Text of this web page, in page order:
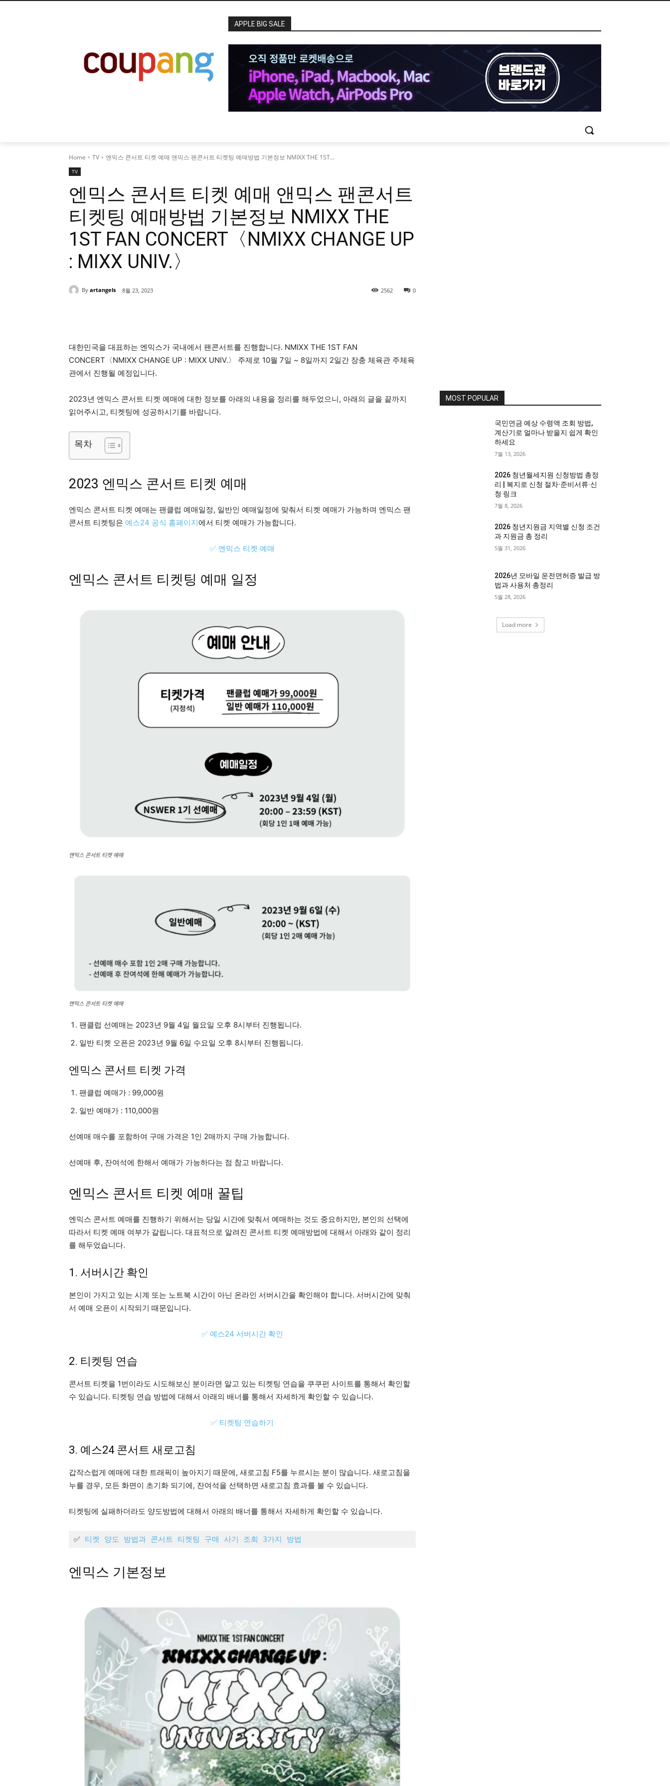
APPLE BIG SALE
Home TV 엔믹스 콘서트 티켓 예매 앤믹스 팬콘서트 티켓팅 예매방법 기본정보 NMIXX THE 1ST...
TV
엔믹스 콘서트 티켓 예매 앤믹스 팬콘서트
티켓팅 예매방법 기본정보 NMIXX THE
1ST FAN CONCERT〈NMIXX CHANGE UP
: MIXX UNIV.〉
By artangels 8월 23, 2023 0
2562
대한민국을 대표하는 엔믹스가 국내에서 팬콘서트를 진행합니다. NMIXX THE 1ST FAN
CONCERT〈NMIXX CHANGE UP : MIXX UNIV.〉 주제로 10월 7일 ~ 8일까지 2일간 장충 체육관 주체육
관에서 진행될 예정입니다.
2023년 엔믹스 콘서트 티켓 예매에 대한 정보를 아래의 내용을 정리를 해두었으니, 아래의 글을 끝까지
읽어주시고, 티켓팅에 성공하시기를 바랍니다.
목차
2023 엔믹스 콘서트 티켓 예매
엔믹스 콘서트 티켓 예매는 팬클럽 예매일정, 일반인 예매일정에 맞춰서 티켓 예매가 가능하며 엔믹스 팬
콘서트 티켓팅은 예스24 공식 홈페이지에서 티켓 예매가 가능합니다.
✅ 엔믹스 티켓 예매
엔믹스 콘서트 티켓팅 예매 일정
엔믹스 콘서트 티켓 예매
엔믹스 콘서트 티켓 예매
팬클럽 선예매는 2023년 9월 4일 월요일 오후 8시부터 진행됩니다.
일반 티켓 오픈은 2023년 9월 6일 수요일 오후 8시부터 진행됩니다.
엔믹스 콘서트 티켓 가격
팬클럽 예매가 : 99,000원
일반 예매가 : 110,000원
선예매 매수를 포함하여 구매 가격은 1인 2매까지 구매 가능합니다.
선예매 후, 잔여석에 한해서 예매가 가능하다는 점 참고 바랍니다.
엔믹스 콘서트 티켓 예매 꿀팁
엔믹스 콘서트 예매를 진행하기 위해서는 당일 시간에 맞춰서 예매하는 것도 중요하지만, 본인의 선택에
따라서 티켓 예매 여부가 갈립니다. 대표적으로 알려진 콘서트 티켓 예매방법에 대해서 아래와 같이 정리
를 해두었습니다.
1. 서버시간 확인
본인이 가지고 있는 시계 또는 노트북 시간이 아닌 온라인 서버시간을 확인해야 합니다. 서버시간에 맞춰
서 예매 오픈이 시작되기 때문입니다.
✅ 예스24 서버시간 확인
2. 티켓팅 연습
콘서트 티켓을 1번이라도 시도해보신 분이라면 알고 있는 티켓팅 연습을 쿠쿠펀 사이트를 통해서 확인할
수 있습니다. 티켓팅 연습 방법에 대해서 아래의 배너를 통해서 자세하게 확인할 수 있습니다.
✅ 티켓팅 연습하기
3. 예스24 콘서트 새로고침
갑작스럽게 예매에 대한 트래픽이 높아지기 때문에, 새로고침 F5를 누르시는 분이 많습니다. 새로고침을
누를 경우, 모든 화면이 초기화 되기에, 잔여석을 선택하면 새로고침 효과를 볼 수 있습니다.
티켓팅에 실패하더라도 양도방법에 대해서 아래의 배너를 통해서 자세하게 확인할 수 있습니다.
✅ 티켓 양도 방법과 콘서트 티켓팅 구매 사기 조회 3가지 방법
엔믹스 기본정보
MOST POPULAR
국민연금 예상 수령액 조회 방법,
계산기로 얼마나 받을지 쉽게 확인
하세요
7월 13, 2026
2026 청년월세지원 신청방법 총정
리 | 복지로 신청 절차·준비서류·신
청 링크
7월 8, 2026
2026 청년지원금 지역별 신청 조건
과 지원금 총 정리
5월 31, 2026
2026년 모바일 운전면허증 발급 방
법과 사용처 총정리
5월 28, 2026
Load more